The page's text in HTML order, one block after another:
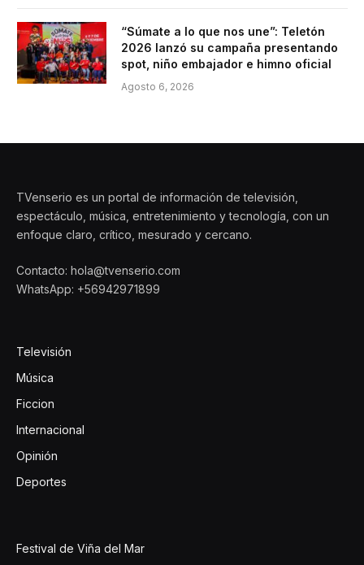
“Súmate a lo que nos une”: Teletón
2026 lanzó su campaña presentando
spot, niño embajador e himno oficial
Agosto 6, 2026
TVenserio es un portal de información de televisión,
espectáculo, música, entretenimiento y tecnología, con un
enfoque claro, crítico, mesurado y cercano.
Contacto: hola@tvenserio.com
WhatsApp: +56942971899
Televisión
Música
Ficcion
Internacional
Opinión
Deportes
Festival de Viña del Mar